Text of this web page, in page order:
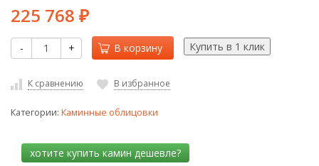
225 768 ₽
- + В корзину
К сравнению В избранное
Категории: Каминные облицовки